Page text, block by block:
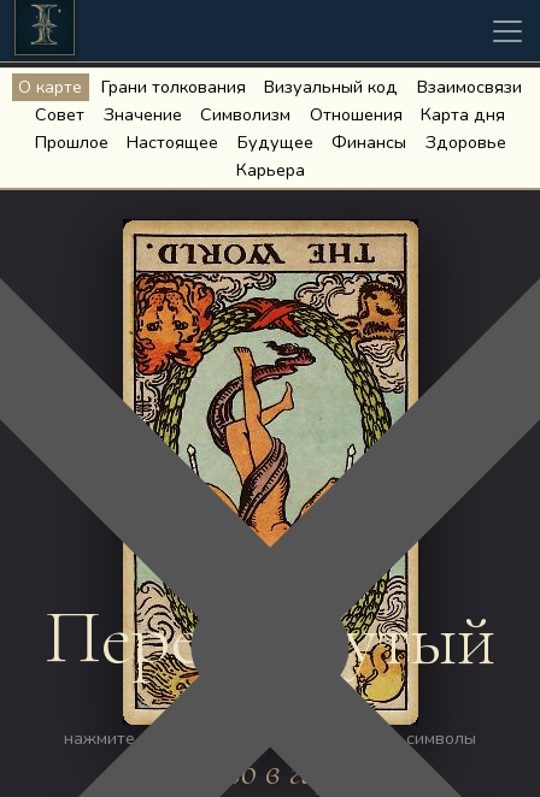
О карте Грани толкования Визуальный код
Взаимосвязи
Совет
Значение Символизм Отношения
Карта дня
Прошлое
Настоящее Будущее Финансы
Здоровье
Карьера
нажмите на изображение, чтобы открыть символы
Перевёрнутый
Мир
Единство в гармонии